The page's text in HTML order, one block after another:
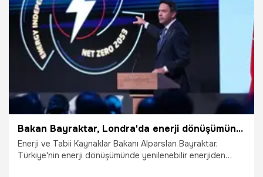
15.07.2026 Erzurumspor
Bakan Bayraktar, Londra'da enerji dönüşümünün yol haritasını anlattı
Enerji ve Tabii Kaynaklar Bakanı Alparslan Bayraktar,
Türkiye'nin enerji dönüşümünde yenilenebilir enerjiden